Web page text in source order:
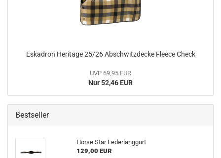
Eskadron Heritage 25/26 Abschwitzdecke Fleece Check
UVP 69,95 EUR
Nur 52,46 EUR
Bestseller
Horse Star Lederlanggurt
129,00 EUR